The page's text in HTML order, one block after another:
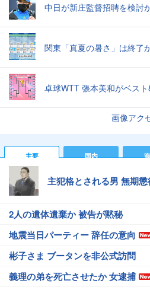
中日が新庄監督招聘を検討
関東「真夏の暑さ」は終了
卓球WTT 張本美和がベスト
画像アク
主要 国内
主犯格とされる男 無期
2人の遺体遺棄か 被告が黙秘
地震当日パーティー 辞任の意向
彬子さま ブータンを非公式訪問
義理の弟を死亡させたか 女逮捕